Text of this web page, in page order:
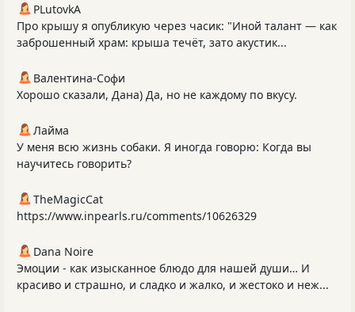
PLutоvkА
Про крышу я опубликую через часик: "Иной талант — как
заброшенный храм: крыша течёт, зато акустик...
Валентина-Софи
Хорошо сказали, Дана) Да, но не каждому по вкусу.
Лайма
У меня всю жизнь собаки. Я иногда говорю: Когда вы
научитесь говорить?
TheMagicCat
https://www.inpearls.ru/comments/10626329
Dana Noire
Эмоции - как изысканное блюдо для нашей души… И
красиво и страшно, и сладко и жалко, и жестоко и неж...